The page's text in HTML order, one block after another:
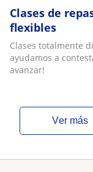
Clases de
flexibles
Clases totalmente
ayudamos a
avanzar!
ver más